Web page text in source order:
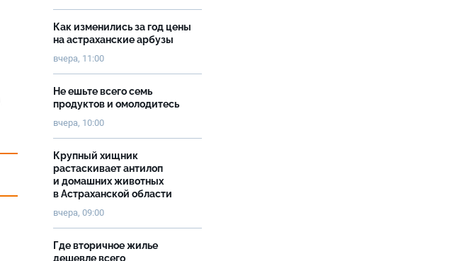
Как изменились за год цены
на астраханские арбузы
вчера, 11:00
Не ешьте всего семь
продуктов и омолодитесь
вчера, 10:00
Крупный хищник
растаскивает антилоп
и домашних животных
в Астраханской области
вчера, 09:00
Где вторичное жилье
дешевле всего